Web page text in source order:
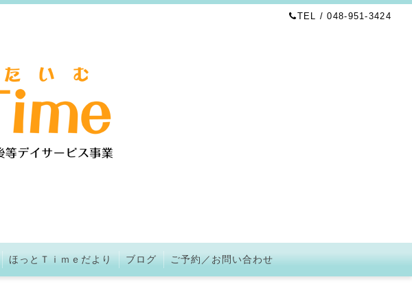
TEL / 048-951-3424
ほっとＴｉｍｅだより ブログ ご予約／お問い合わせ